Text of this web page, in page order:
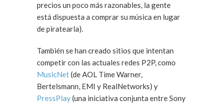
precios un poco más razonables, la gente
está dispuesta a comprar su música en lugar
de piratearla).
También se han creado sitios que intentan
competir con las actuales redes P2P, como
MusicNet(de AOL Time Warner,
Bertelsmann, EMI y RealNetworks) y
PressPlay(una iniciativa conjunta entre Sony